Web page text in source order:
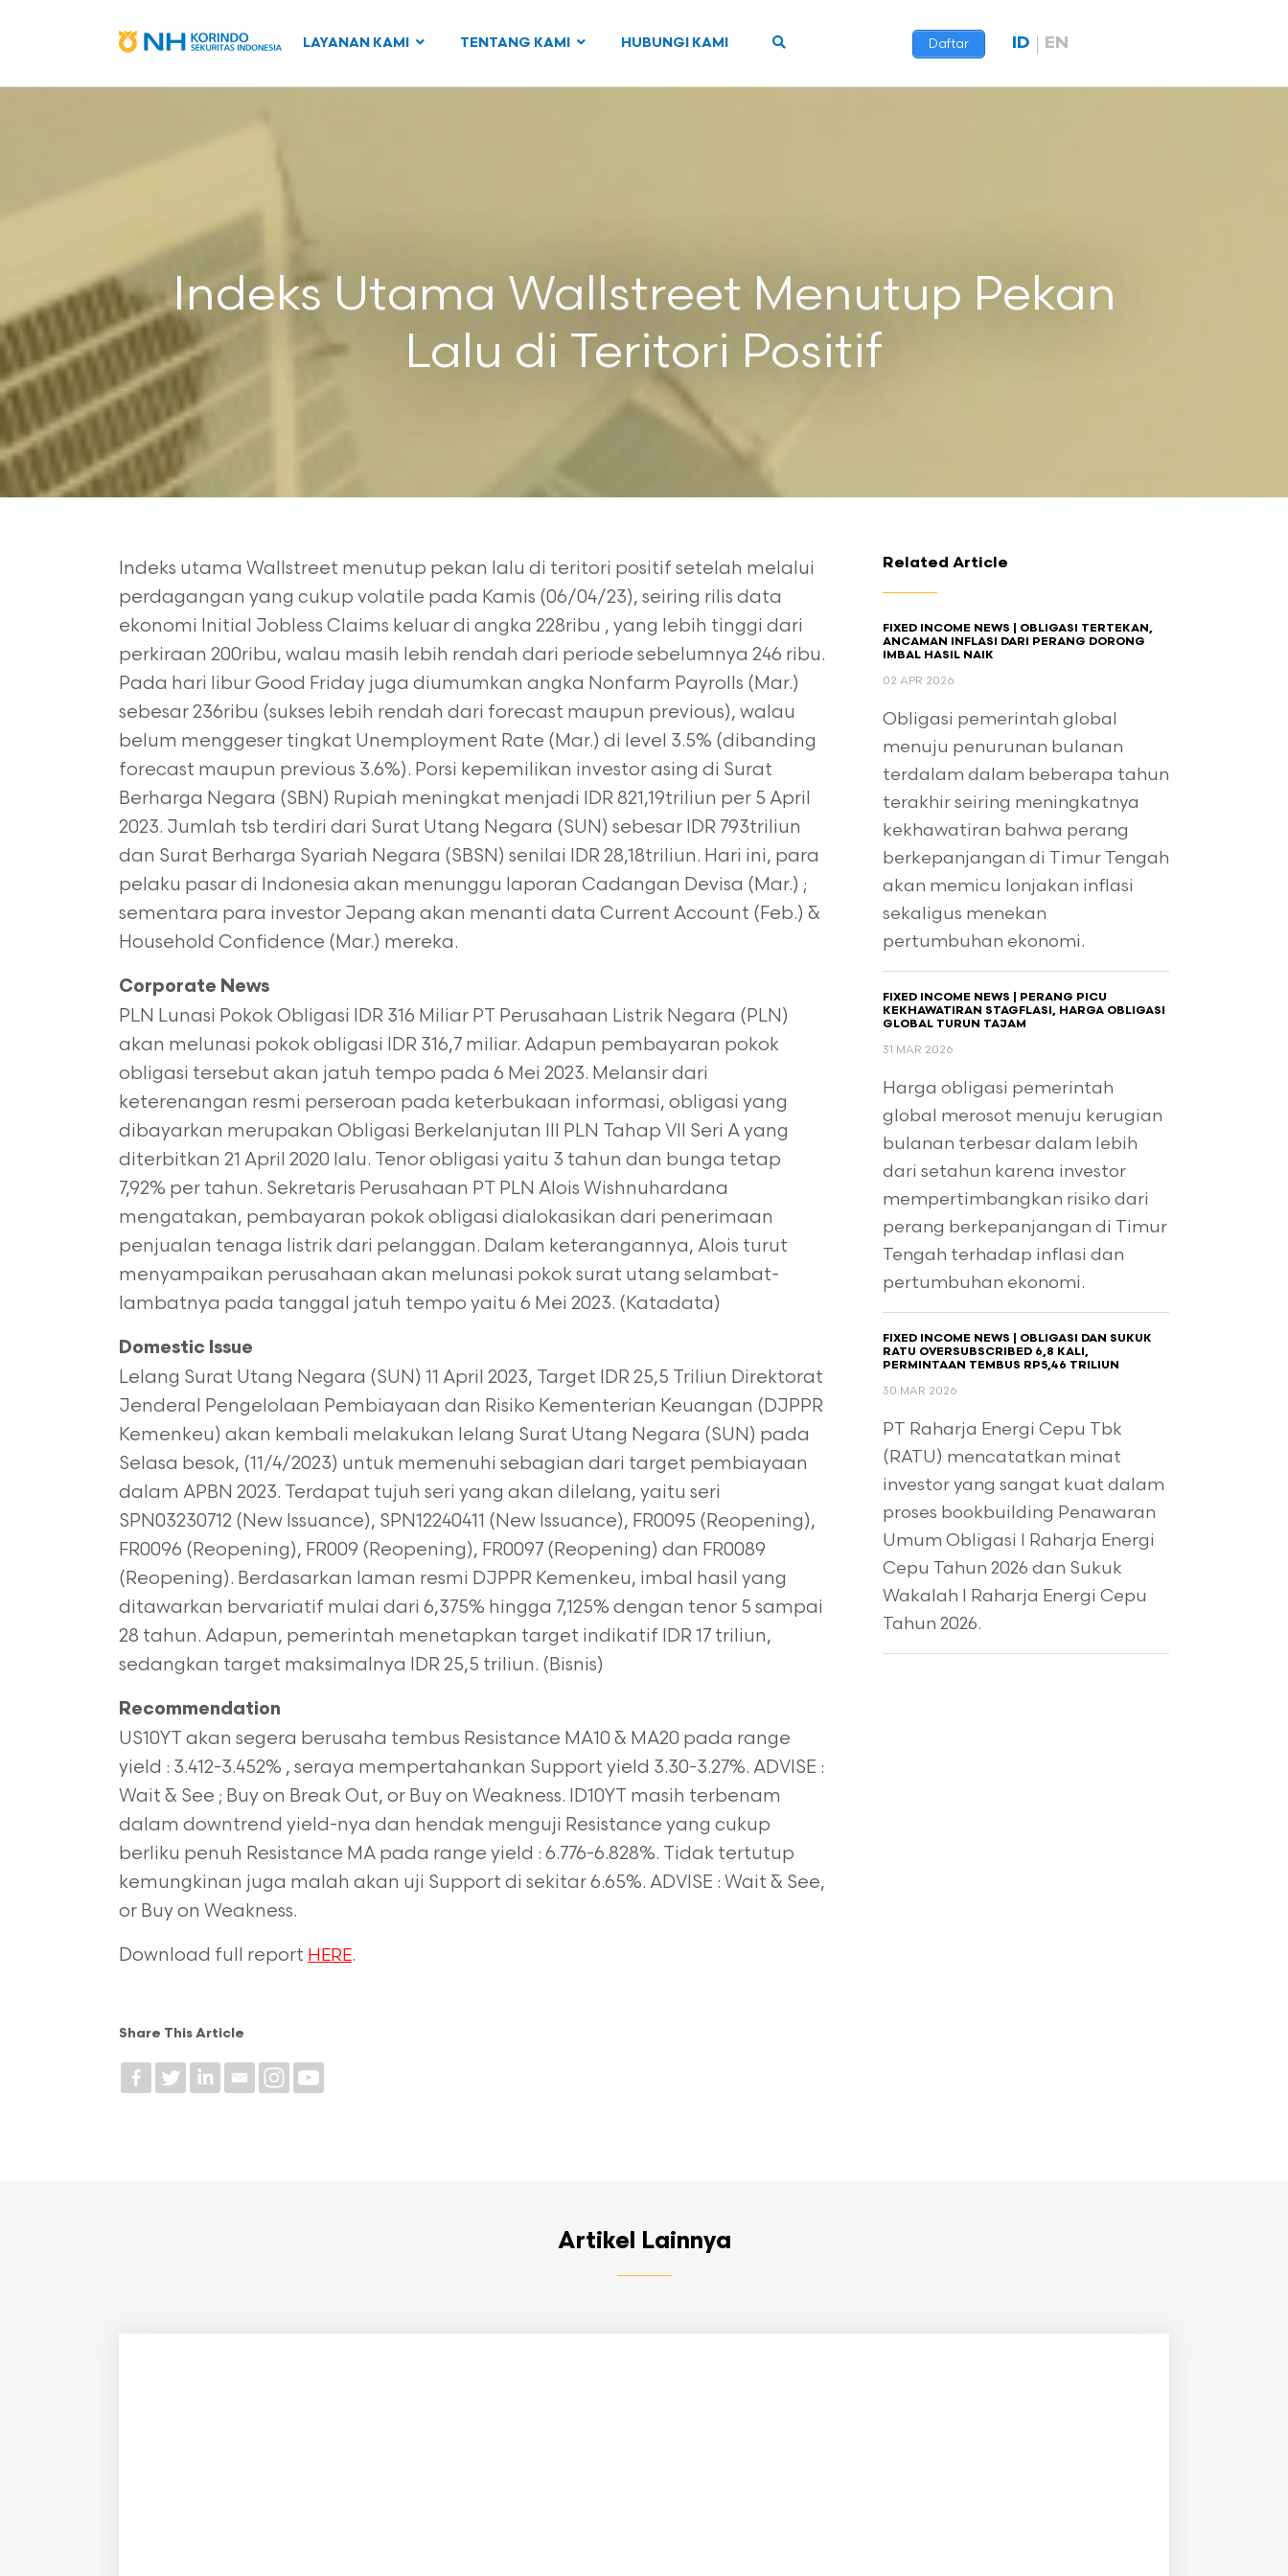
LAYANAN KAMI TENTANG KAMI HUBUNGI KAMI Daftar ID EN
Indeks Utama Wallstreet Menutup Pekan
Lalu di Teritori Positif
Indeks utama Wallstreet menutup pekan lalu di teritori positif setelah melalui
perdagangan yang cukup volatile pada Kamis (06/04/23), seiring rilis data
ekonomi Initial Jobless Claims keluar di angka 228ribu , yang lebih tinggi dari
perkiraan 200ribu, walau masih lebih rendah dari periode sebelumnya 246 ribu.
Pada hari libur Good Friday juga diumumkan angka Nonfarm Payrolls (Mar.)
sebesar 236ribu (sukses lebih rendah dari forecast maupun previous), walau
belum menggeser tingkat Unemployment Rate (Mar.) di level 3.5% (dibanding
forecast maupun previous 3.6%). Porsi kepemilikan investor asing di Surat
Berharga Negara (SBN) Rupiah meningkat menjadi IDR 821,19triliun per 5 April
2023. Jumlah tsb terdiri dari Surat Utang Negara (SUN) sebesar IDR 793triliun
dan Surat Berharga Syariah Negara (SBSN) senilai IDR 28,18triliun. Hari ini, para
pelaku pasar di Indonesia akan menunggu laporan Cadangan Devisa (Mar.) ;
sementara para investor Jepang akan menanti data Current Account (Feb.) &
Household Confidence (Mar.) mereka.
Corporate News
PLN Lunasi Pokok Obligasi IDR 316 Miliar PT Perusahaan Listrik Negara (PLN)
akan melunasi pokok obligasi IDR 316,7 miliar. Adapun pembayaran pokok
obligasi tersebut akan jatuh tempo pada 6 Mei 2023. Melansir dari
keterenangan resmi perseroan pada keterbukaan informasi, obligasi yang
dibayarkan merupakan Obligasi Berkelanjutan III PLN Tahap VII Seri A yang
diterbitkan 21 April 2020 lalu. Tenor obligasi yaitu 3 tahun dan bunga tetap
7,92% per tahun. Sekretaris Perusahaan PT PLN Alois Wishnuhardana
mengatakan, pembayaran pokok obligasi dialokasikan dari penerimaan
penjualan tenaga listrik dari pelanggan. Dalam keterangannya, Alois turut
menyampaikan perusahaan akan melunasi pokok surat utang selambat-
lambatnya pada tanggal jatuh tempo yaitu 6 Mei 2023. (Katadata)
Domestic Issue
Lelang Surat Utang Negara (SUN) 11 April 2023, Target IDR 25,5 Triliun Direktorat
Jenderal Pengelolaan Pembiayaan dan Risiko Kementerian Keuangan (DJPPR
Kemenkeu) akan kembali melakukan lelang Surat Utang Negara (SUN) pada
Selasa besok, (11/4/2023) untuk memenuhi sebagian dari target pembiayaan
dalam APBN 2023. Terdapat tujuh seri yang akan dilelang, yaitu seri
SPN03230712 (New Issuance), SPN12240411 (New Issuance), FR0095 (Reopening),
FR0096 (Reopening), FR009 (Reopening), FR0097 (Reopening) dan FR0089
(Reopening). Berdasarkan laman resmi DJPPR Kemenkeu, imbal hasil yang
ditawarkan bervariatif mulai dari 6,375% hingga 7,125% dengan tenor 5 sampai
28 tahun. Adapun, pemerintah menetapkan target indikatif IDR 17 triliun,
sedangkan target maksimalnya IDR 25,5 triliun. (Bisnis)
Recommendation
US10YT akan segera berusaha tembus Resistance MA10 & MA20 pada range
yield : 3.412-3.452% , seraya mempertahankan Support yield 3.30-3.27%. ADVISE :
Wait & See ; Buy on Break Out, or Buy on Weakness. ID10YT masih terbenam
dalam downtrend yield-nya dan hendak menguji Resistance yang cukup
berliku penuh Resistance MA pada range yield : 6.776-6.828%. Tidak tertutup
kemungkinan juga malah akan uji Support di sekitar 6.65%. ADVISE : Wait & See,
or Buy on Weakness.
Download full report HERE.
Share This Article
Related Article
FIXED INCOME NEWS | OBLIGASI TERTEKAN,
ANCAMAN INFLASI DARI PERANG DORONG
IMBAL HASIL NAIK
02 APR 2026
Obligasi pemerintah global
menuju penurunan bulanan
terdalam dalam beberapa tahun
terakhir seiring meningkatnya
kekhawatiran bahwa perang
berkepanjangan di Timur Tengah
akan memicu lonjakan inflasi
sekaligus menekan
pertumbuhan ekonomi.
FIXED INCOME NEWS | PERANG PICU
KEKHAWATIRAN STAGFLASI, HARGA OBLIGASI
GLOBAL TURUN TAJAM
31 MAR 2026
Harga obligasi pemerintah
global merosot menuju kerugian
bulanan terbesar dalam lebih
dari setahun karena investor
mempertimbangkan risiko dari
perang berkepanjangan di Timur
Tengah terhadap inflasi dan
pertumbuhan ekonomi.
FIXED INCOME NEWS | OBLIGASI DAN SUKUK
RATU OVERSUBSCRIBED 6,8 KALI,
PERMINTAAN TEMBUS RP5,46 TRILIUN
30 MAR 2026
PT Raharja Energi Cepu Tbk
(RATU) mencatatkan minat
investor yang sangat kuat dalam
proses bookbuilding Penawaran
Umum Obligasi I Raharja Energi
Cepu Tahun 2026 dan Sukuk
Wakalah I Raharja Energi Cepu
Tahun 2026.
Artikel Lainnya